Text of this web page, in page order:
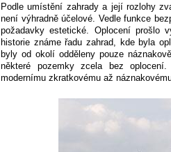
Podle umístění zahrady a její rozlohy
není výhradně účelové. Vedle funkce
požadavky estetické. Oplocení prošlo
historie známe řadu zahrad, kde byla
byly od okolí odděleny pouze
některé pozemky zcela bez
modernímu zkratkovému až